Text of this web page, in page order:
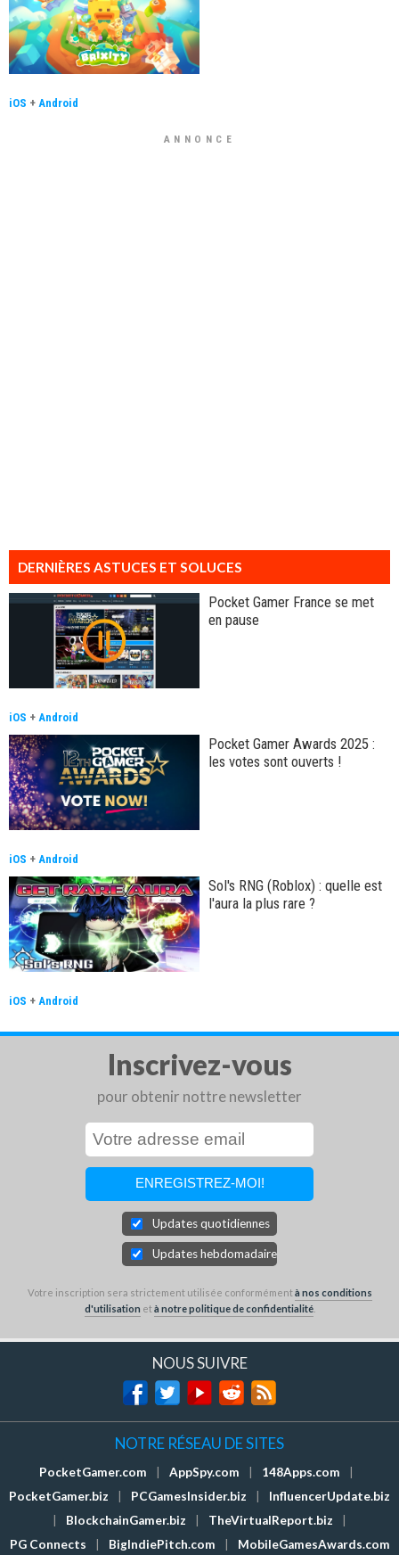
iOS + Android
ANNONCE
DERNIÈRES ASTUCES ET SOLUCES
Pocket Gamer France se met
en pause
iOS + Android
Pocket Gamer Awards 2025 :
les votes sont ouverts !
iOS + Android
Sol's RNG (Roblox) : quelle est
l'aura la plus rare ?
iOS + Android
Inscrivez-vous
pour obtenir nottre newsletter
Updates quotidiennes
Updates hebdomadaires
Votre inscription sera strictement utilisée conformémentà nos conditions
d'utilisation età notre politique de confidentialité.
NOUS SUIVRE
NOTRE RÉSEAU DE SITES
PocketGamer.com AppSpy.com 148Apps.com
PocketGamer.biz
PCGamesInsider.biz
InfluencerUpdate.biz
BlockchainGamer.biz TheVirtualReport.biz
PG Connects
BigIndiePitch.com MobileGamesAwards.com